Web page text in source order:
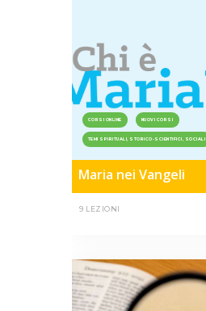
CORSI ONLINE NUOVI CORSI
TEMI SPIRITUALI, STORICO-SCIENTIFICI, SOCIALI
Maria nei Vangeli
9 LEZIONI